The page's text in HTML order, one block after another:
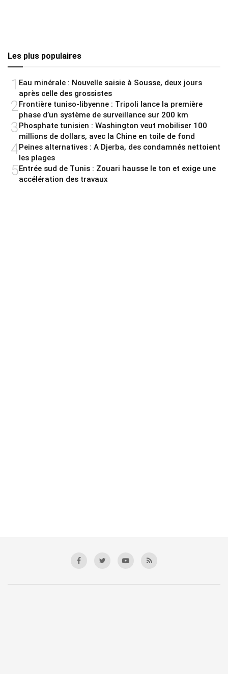
Les plus populaires
1 Eau minérale : Nouvelle saisie à Sousse, deux jours
après celle des grossistes
2 Frontière tuniso-libyenne : Tripoli lance la première
phase d’un système de surveillance sur 200 km
3Phosphate tunisien : Washington veut mobiliser 100
millions de dollars, avec la Chine en toile de fond
4Peines alternatives : A Djerba, des condamnés nettoient
les plages
5Entrée sud de Tunis : Zouari hausse le ton et exige une
accélération des travaux